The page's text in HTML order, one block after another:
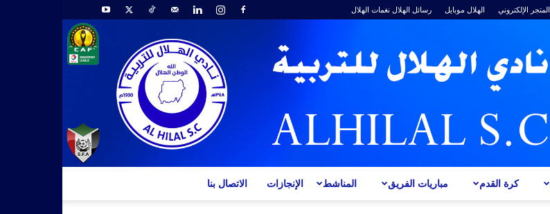
المتجر الإلكتروني الهلال موبايل رسائل الهلال نغمات الهلال
الاتصال بنا الإنجازات المناشط مباريات الفريق كرة القدم